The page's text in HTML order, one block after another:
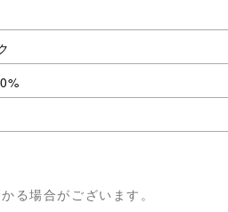
る場合がございます。